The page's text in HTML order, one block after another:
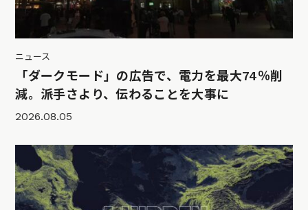
ニュース
「ダークモード」の広告で、電力を最大74％削
減。派手さより、伝わることを大事に
2026.08.05